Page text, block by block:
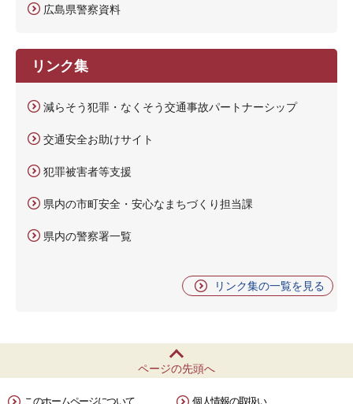
広島県警察資料
リンク集
減らそう犯罪・なくそう交通事故パートナーシップ
交通安全お助けサイト
犯罪被害者等支援
県内の市町安全・安心なまちづくり担当課
県内の警察署一覧
リンク集の一覧を見る
ページの先頭へ
このホームページについて 個人情報の取扱い